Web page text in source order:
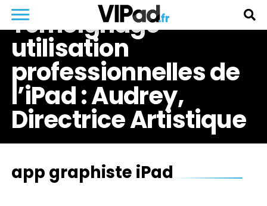
Témoignage
utilisation
professionnelles de
l’iPad : Audrey,
Directrice Artistique
app graphiste iPad